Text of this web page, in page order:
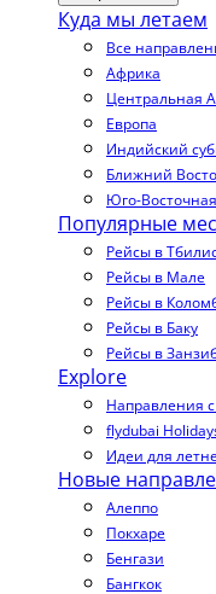
Куда мы летаем
Все
Африка
Центральная
Европа
Индийский
Ближний
Юго-
Популярные
Рейсы в
Рейсы в Мале
Рейсы в
Рейсы в Баку
Рейсы в
Explore
Направления
flydubai
Идеи для
Новые
Алеппо
Покхаре
Бенгази
Бангкок